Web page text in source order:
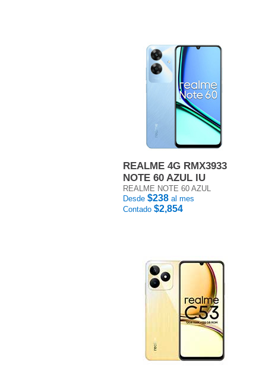
REALME 4G RMX3933
NOTE 60 AZUL IU
REALME NOTE 60 AZUL
Desde $238 al mes
Contado $2,854